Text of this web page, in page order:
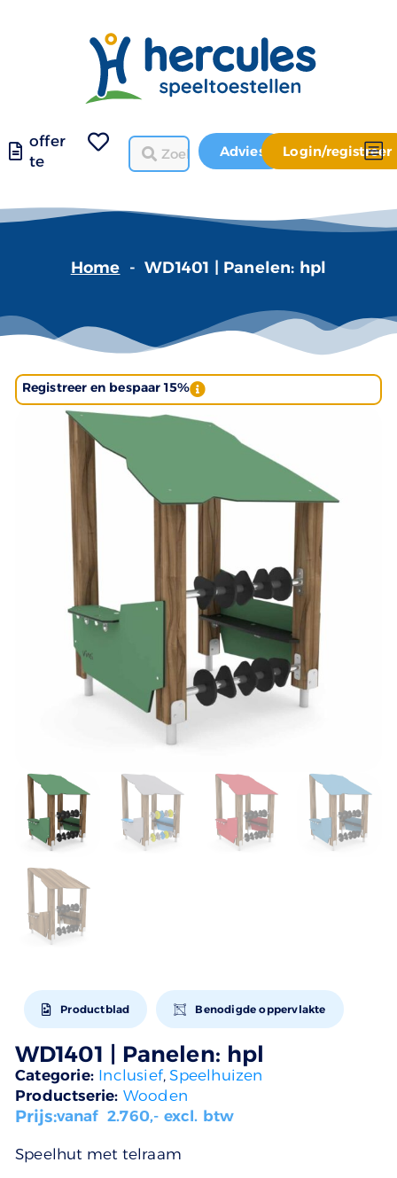
offer
te
Advies Login/registreer
Home - WD1401 | Panelen: hpl
Registreer en bespaar 15%
Productblad Benodigde oppervlakte
WD1401 | Panelen: hpl
Categorie: Inclusief, Speelhuizen
Productserie: Wooden
Prijs:vanaf 2.760,- excl. btw
Speelhut met telraam